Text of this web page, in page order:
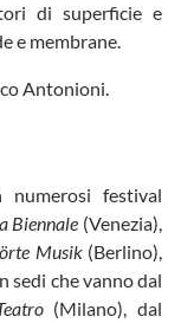
di superficie e
e membrane.
Antonioni.
festival
Biennale (Venezia),
Musik(Berlino),
sedi che vanno dal
(Milano), dal